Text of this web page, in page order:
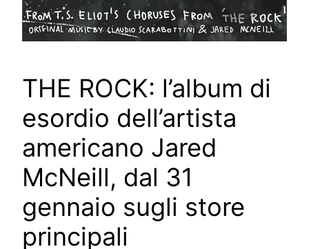
THE ROCK: l’album di
esordio dell’artista
americano Jared
McNeill, dal 31
gennaio sugli store
principali